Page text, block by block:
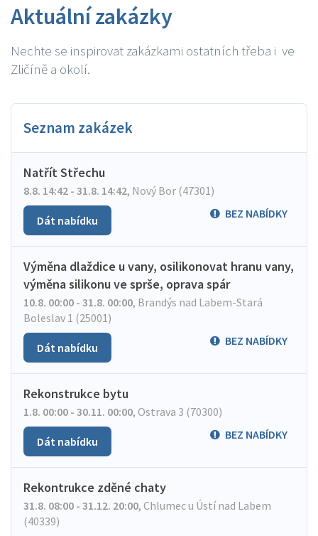
Aktuální zakázky
Nechte se inspirovat zakázkami ostatních třeba i ve
Zličíně a okolí.
Seznam zakázek
Natřít Střechu
8.8. 14:42 - 31.8. 14:42, Nový Bor (47301)
BEZ NABÍDKY
Dát nabídku
Výměna dlaždice u vany, osilikonovat hranu vany,
výměna silikonu ve sprše, oprava spár
10.8. 00:00 - 31.8. 00:00, Brandýs nad Labem-Stará
Boleslav 1 (25001)
BEZ NABÍDKY
Dát nabídku
Rekonstrukce bytu
1.8. 00:00 - 30.11. 00:00, Ostrava 3 (70300)
BEZ NABÍDKY
Dát nabídku
Rekontrukce zděné chaty
31.8. 08:00 - 31.12. 20:00, Chlumec u Ústí nad Labem
(40339)